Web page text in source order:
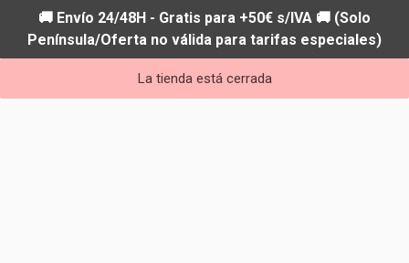
🚚 Envío 24/48H - Gratis para +50€ s/IVA 🚚 (Solo
Península/Oferta no válida para tarifas especiales)
La tienda está cerrada